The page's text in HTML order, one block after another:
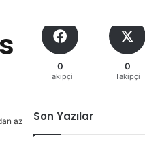
az
0
Takipçi
0
Takipçi
Son Yazılar